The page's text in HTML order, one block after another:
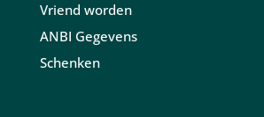
Vriend worden
ANBI Gegevens
Schenken